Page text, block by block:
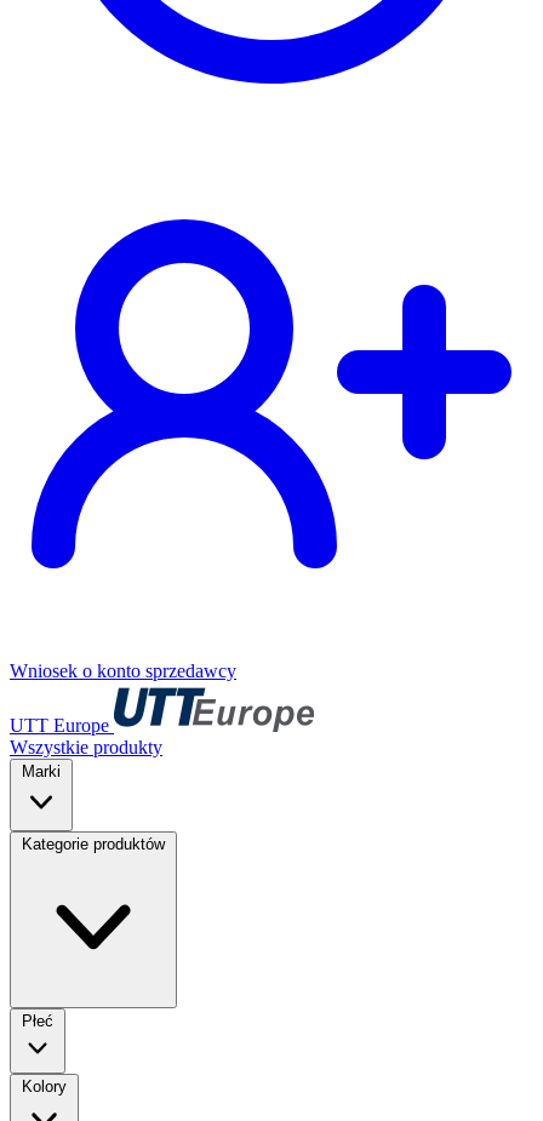
Wniosek o konto sprzedawcy
UTT Europe
Wszystkie produkty
Marki
Kategorie produktów
Płeć
Kolory